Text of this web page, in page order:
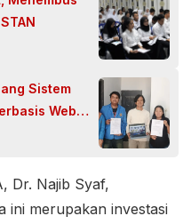
Sistem
Web
Teguh
Dr. Najib Syaf,
ini merupakan investasi